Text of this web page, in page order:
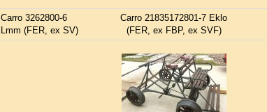
Carro 3262800-6
(FER, ex SV)
Carro 21835172801-7 Eklo
(FER, ex FBP, ex SVF)